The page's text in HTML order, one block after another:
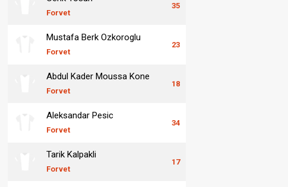
Forvet
35
Mustafa Berk Ozkoroglu
Forvet
23
Abdul Kader Moussa Kone
Forvet
18
Aleksandar Pesic
Forvet
34
Tarik Kalpakli
Forvet
17